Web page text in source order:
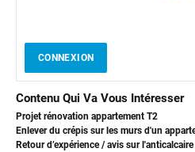
CONNEXION
Contenu Qui Va Vous Intéresser
Projet rénovation appartement T2
Enlever du crépis sur les murs d'un
Retour d’expérience / avis sur